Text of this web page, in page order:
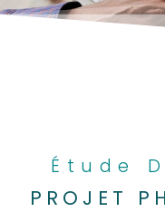
Étude
PROJET